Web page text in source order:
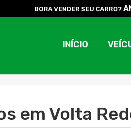
BORA VENDER SEU CARRO?
INÍCIO
em Volta